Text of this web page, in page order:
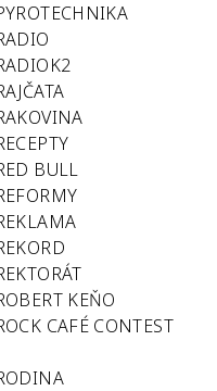
BULL
KEŇO
CAFÉ CONTEST